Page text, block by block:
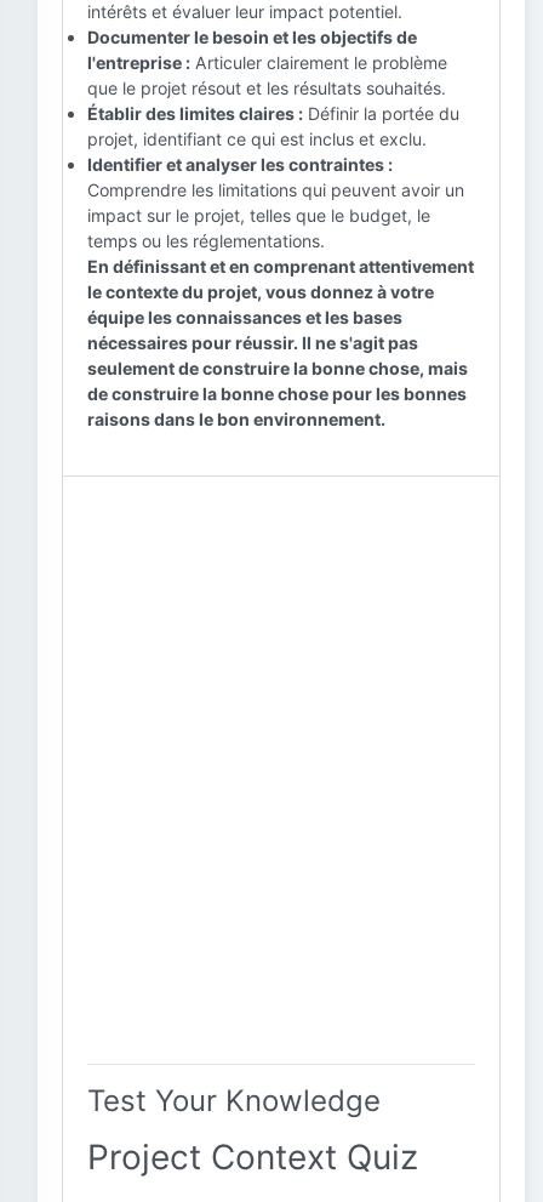
intérêts et évaluer leur impact potentiel.
Documenter le besoin et les objectifs de
l'entreprise : Articuler clairement le problème
que le projet résout et les résultats souhaités.
Établir des limites claires : Définir la portée du
projet, identifiant ce qui est inclus et exclu.
Identifier et analyser les contraintes :
Comprendre les limitations qui peuvent avoir un
impact sur le projet, telles que le budget, le
temps ou les réglementations.
En définissant et en comprenant attentivement
le contexte du projet, vous donnez à votre
équipe les connaissances et les bases
nécessaires pour réussir. Il ne s'agit pas
seulement de construire la bonne chose, mais
de construire la bonne chose pour les bonnes
raisons dans le bon environnement.
Test Your Knowledge
Project Context Quiz